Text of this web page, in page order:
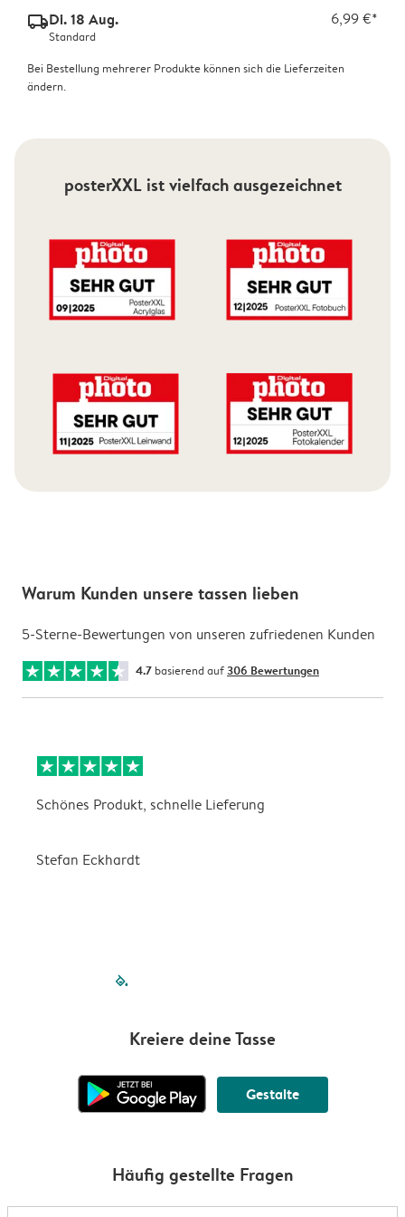
delivery_standard_v2Di. 18 Aug. 6,99 €*
Standard
Bei Bestellung mehrerer Produkte können sich die Lieferzeiten
ändern.
posterXXL ist vielfach ausgezeichnet
Warum Kunden unsere tassen lieben
5-Sterne-Bewertungen von unseren zufriedenen Kunden
4.7 basierend auf306 Bewertungen
Schönes Produkt, schnelle Lieferung
Stefan Eckhardt
filled-pagination
Kreiere deine Tasse
Gestalte
Häufig gestellte Fragen